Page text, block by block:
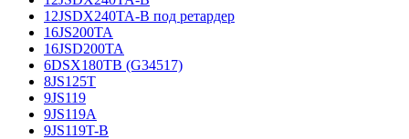
12JSDX240TA-B под ретардер
16JS200TA
16JSD200TA
6DSX180TB (G34517)
8JS125T
9JS119
9JS119A
9JS119T-B